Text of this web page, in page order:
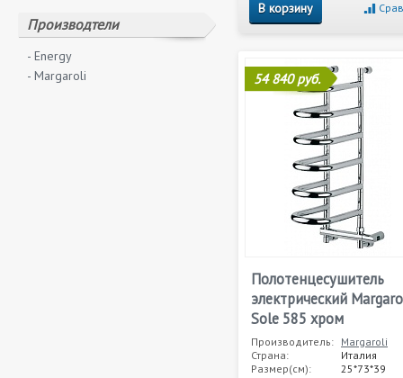
Производтели
- Energy
- Margaroli
В корзину
54 840 руб.
Полотенцесушитель
электрический
Sole 585 хром
Производитель: Margaroli
Страна:
Италия
Размер(см):
25*73*39